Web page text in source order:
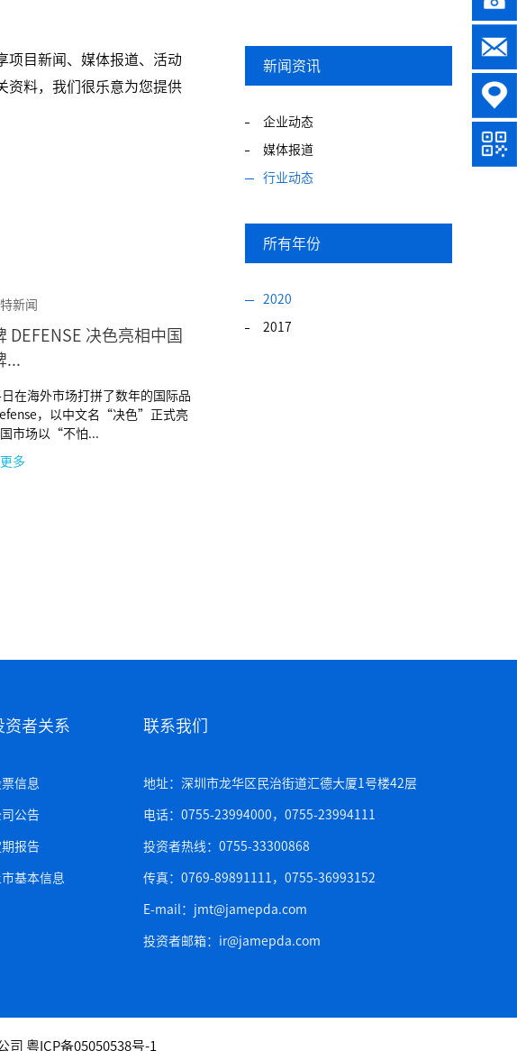
项目新闻、媒体报道、活动
资料，我们很乐意为您提供
新闻
DEFENSE 决色亮相中国
...
在海外市场打拼了数年的国际品
，以中文名“决色”正式亮
市场以“不怕...
多
新闻资讯
企业动态
媒体报道
行业动态
所有年份
2020
2017
资者关系
票信息
司公告
期报告
市基本信息
联系我们
地址：深圳市龙华区民治街道汇德大厦1号楼42层
电话：0755-23994000，0755-23994111
投资者热线：0755-33300868
传真：0769-89891111，0755-36993152
E-mail：jmt@jamepda.com
投资者邮箱：ir@jamepda.com
司 粤ICP备05050538号-1